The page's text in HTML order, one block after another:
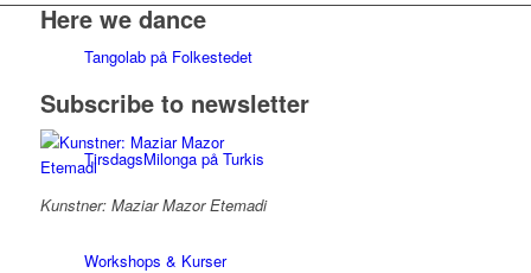
Tangolab på Folkestedet
TirsdagsMilonga på Turkis
Workshops & Kurser
Here we dance
Subscribe to newsletter
Kunstner: Maziar Mazor Etemadi